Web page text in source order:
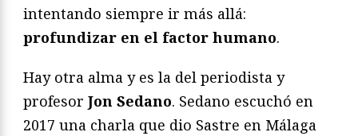
intentando siempre ir más allá:
profundizar en el factor humano.
Hay otra alma y es la del periodista y
profesor Jon Sedano. Sedano escuchó en
2017 una charla que dio Sastre en Málaga